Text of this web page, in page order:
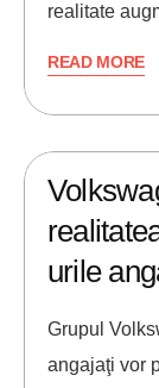
realitate
READ MORE
urile
Grupul
angajaţi vor